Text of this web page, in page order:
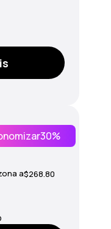
30%
a$268.80